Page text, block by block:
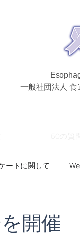
一般社団法人 食
ートに関して
開催